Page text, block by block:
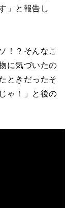
」と報告し
！？そんなこ
に気づいたの
ときだったそ
ゃ！」と後の